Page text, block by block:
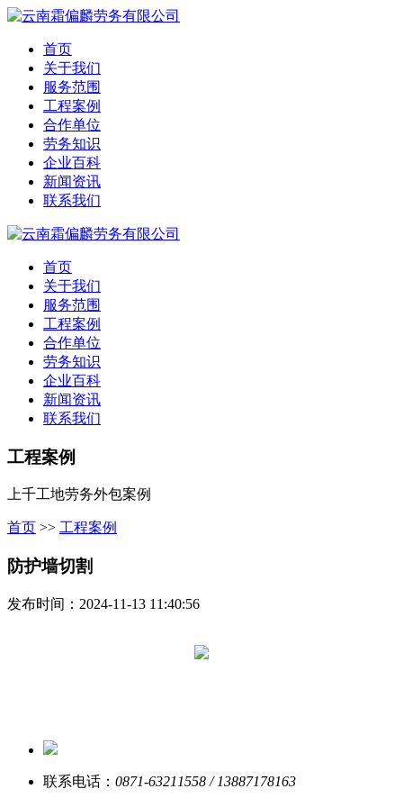
首页
关于我们
服务范围
工程案例
合作单位
劳务知识
企业百科
新闻资讯
联系我们
首页
关于我们
服务范围
工程案例
合作单位
劳务知识
企业百科
新闻资讯
联系我们
工程案例
上千工地劳务外包案例
首页 >> 工程案例
防护墙切割
发布时间：2024-11-13 11:40:56
联系电话： 0871-63211558 / 13887178163